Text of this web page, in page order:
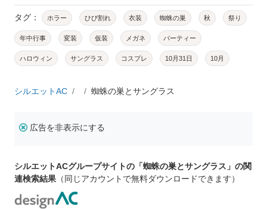
タグ： ホラー ひび割れ 衣装 蜘蛛の巣 秋 祭り
年中行事 変装 仮装 メガネ パーティー
ハロウィン サングラス コスプレ 10月31日 10月
シルエットAC 蜘蛛の巣とサングラス
広告を非表示にする
シルエットACグループサイトの「蜘蛛の巣とサングラス」の関
連検索結果 （同じアカウントで無料ダウンロードできます）